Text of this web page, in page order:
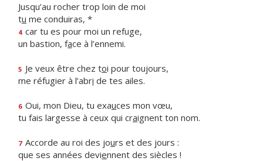
Jusqu’au rocher trop loin de moi
tu me conduiras, *
4 car tu es pour moi un refuge,
un bastion, face à l’ennemi.
5 Je veux être chez toi pour toujours,
me réfugier à l’abri de tes ailes.
6 Oui, mon Dieu, tu exauces mon vœu,
tu fais largesse à ceux qui craignent ton nom.
7 Accorde au roi des jours et des jours :
que ses années deviennent des siècles !